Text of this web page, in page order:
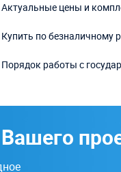
Актуальные цены и
Купить по безналичному
Порядок работы с